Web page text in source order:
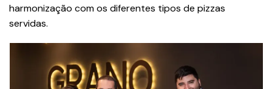
harmonização com os diferentes tipos de pizzas
servidas.